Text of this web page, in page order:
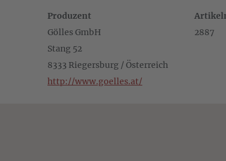
Produzent
Gölles GmbH
Stang 52
8333 Riegersburg / Österreich
http://www.goelles.at/
2887